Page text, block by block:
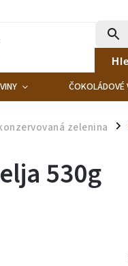
ČOKOLÁDOVÉ
zelenina /
530g